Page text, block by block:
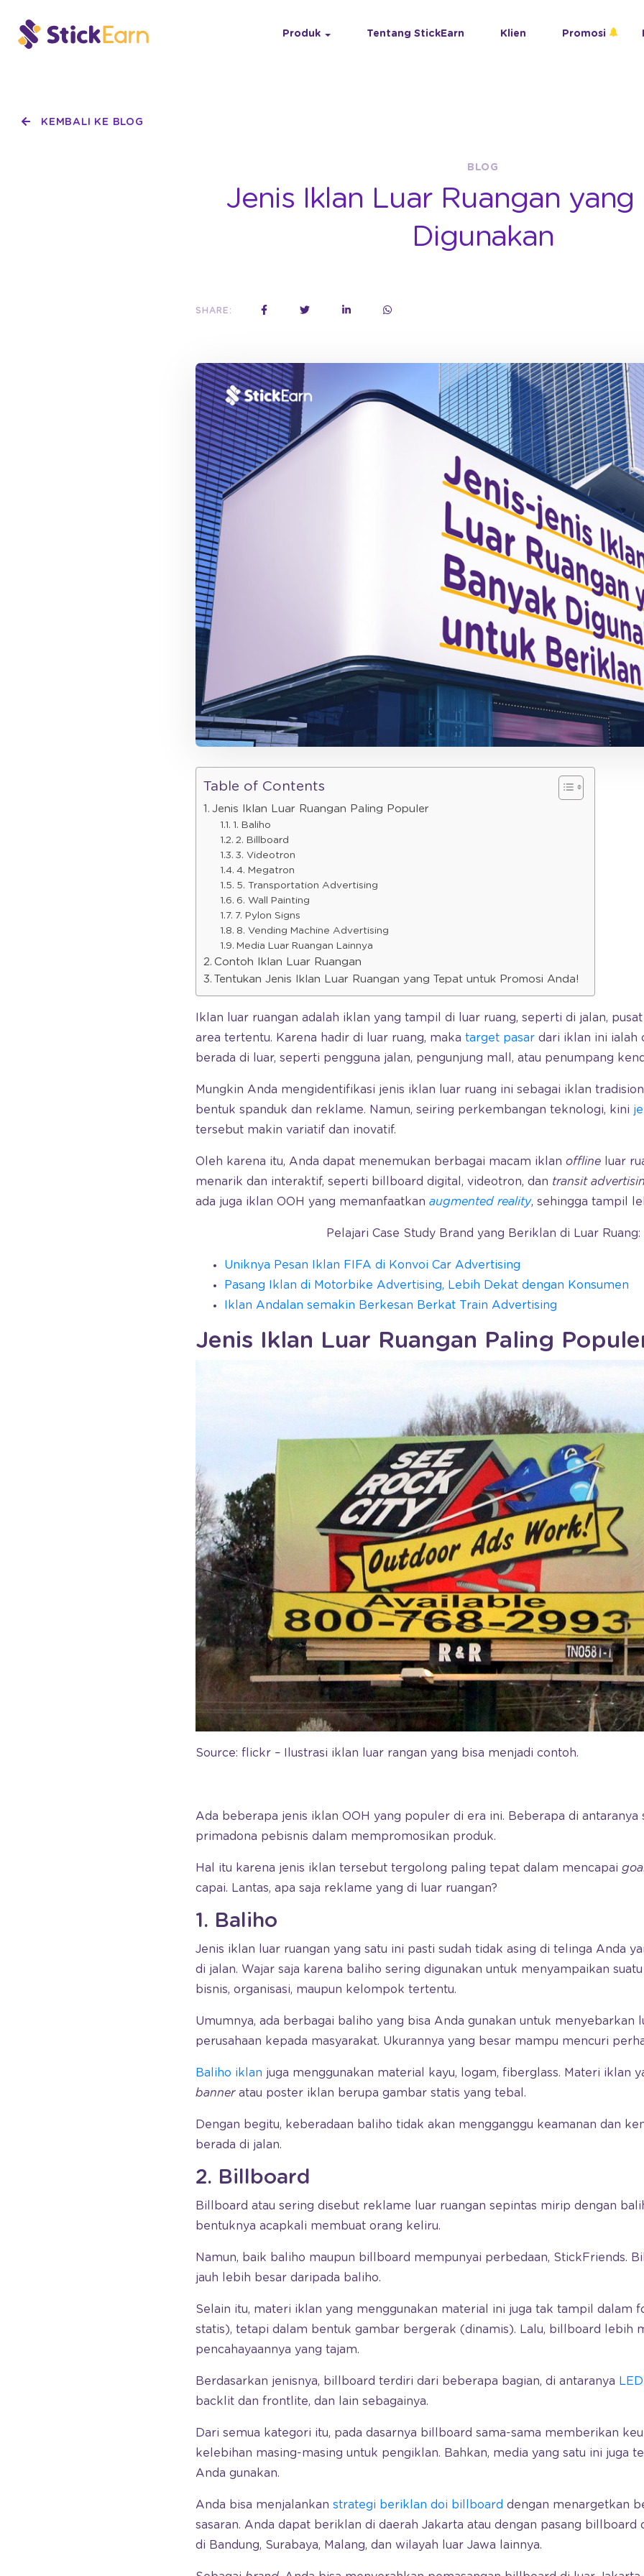
Produk Tentang StickEarn Klien Promosi
KEMBALI KE BLOG
BLOG
Jenis Iklan Luar Ruangan yang
Digunakan
SHARE:
Table of Contents
Jenis Iklan Luar Ruangan Paling Populer
1. Baliho
2. Billboard
3. Videotron
4. Megatron
5. Transportation Advertising
6. Wall Painting
7. Pylon Signs
8. Vending Machine Advertising
Media Luar Ruangan Lainnya
Contoh Iklan Luar Ruangan
Tentukan Jenis Iklan Luar Ruangan yang Tepat untuk Promosi Anda!
Iklan luar ruangan adalah iklan yang tampil di luar ruang, seperti di jalan,
area tertentu. Karena hadir di luar ruang, maka target pasar dari iklan ini ialah
berada di luar, seperti pengguna jalan, pengunjung mall, atau penumpang
Mungkin Anda mengidentifikasi jenis iklan luar ruang ini sebagai iklan
bentuk spanduk dan reklame. Namun, seiring perkembangan teknologi, kini
tersebut makin variatif dan inovatif.
Oleh karena itu, Anda dapat menemukan berbagai macam iklan offline luar
menarik dan interaktif, seperti billboard digital, videotron, dan transit
ada juga iklan OOH yang memanfaatkan augmented reality, sehingga tampil
Pelajari Case Study Brand yang Beriklan di Luar Ruang:
Uniknya Pesan Iklan FIFA di Konvoi Car Advertising
Pasang Iklan di Motorbike Advertising, Lebih Dekat dengan Konsumen
Iklan Andalan semakin Berkesan Berkat Train Advertising
Jenis Iklan Luar Ruangan Paling
Source: flickr – Ilustrasi iklan luar rangan yang bisa menjadi contoh.
Ada beberapa jenis iklan OOH yang populer di era ini. Beberapa di antaranya
primadona pebisnis dalam mempromosikan produk.
Hal itu karena jenis iklan tersebut tergolong paling tepat dalam mencapai
capai. Lantas, apa saja reklame yang di luar ruangan?
1. Baliho
Jenis iklan luar ruangan yang satu ini pasti sudah tidak asing di telinga Anda
di jalan. Wajar saja karena baliho sering digunakan untuk menyampaikan
bisnis, organisasi, maupun kelompok tertentu.
Umumnya, ada berbagai baliho yang bisa Anda gunakan untuk menyebarkan
perusahaan kepada masyarakat. Ukurannya yang besar mampu mencuri
Baliho iklan juga menggunakan material kayu, logam, fiberglass. Materi iklan
banneratau poster iklan berupa gambar statis yang tebal.
Dengan begitu, keberadaan baliho tidak akan mengganggu keamanan dan
berada di jalan.
2. Billboard
Billboard atau sering disebut reklame luar ruangan sepintas mirip dengan
bentuknya acapkali membuat orang keliru.
Namun, baik baliho maupun billboard mempunyai perbedaan, StickFriends.
jauh lebih besar daripada baliho.
Selain itu, materi iklan yang menggunakan material ini juga tak tampil dalam
statis), tetapi dalam bentuk gambar bergerak (dinamis). Lalu, billboard lebih
pencahayaannya yang tajam.
Berdasarkan jenisnya, billboard terdiri dari beberapa bagian, di antaranya
backlit dan frontlite, dan lain sebagainya.
Dari semua kategori itu, pada dasarnya billboard sama-sama memberikan
kelebihan masing-masing untuk pengiklan. Bahkan, media yang satu ini juga
Anda gunakan.
Anda bisa menjalankan strategi beriklan doi billboard dengan menargetkan
sasaran. Anda dapat beriklan di daerah Jakarta atau dengan pasang billboard
di Bandung, Surabaya, Malang, dan wilayah luar Jawa lainnya.